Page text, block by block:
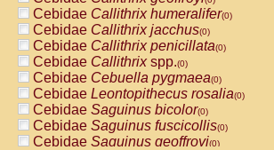
Cebidae Callithrix humeralifer(0)
Cebidae Callithrix jacchus(0)
Cebidae Callithrix penicillata(0)
Cebidae Callithrixspp.(0)
Cebidae Cebuella pygmaea(0)
Cebidae Leontopithecus rosalia(0)
Cebidae Saguinus bicolor(0)
Cebidae Saguinus fuscicollis(0)
Cebidae Saguinus geoffroyi(0)